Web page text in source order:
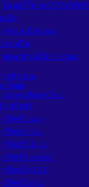
โมดูลไร้สาย
เบิล
สายเคเบิลCisco
กรณ์ยึด
ชุดอุปกรณ์ยึดInterlink
SFP Cisco
Point
Access Point Cisco
(สวิตช์)
สวิตช์Cisco
สวิตช์Glink
สวิตซ์D-Link
สวิตซ์Hikvision
สวิตซ์ZyXEL
สวิตซ์Dahua